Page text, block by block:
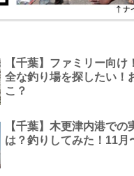
【千葉】ファミリー向け
全な釣り場を探したい！
こ？
【千葉】木更津内港での
は？釣りしてみた！11月